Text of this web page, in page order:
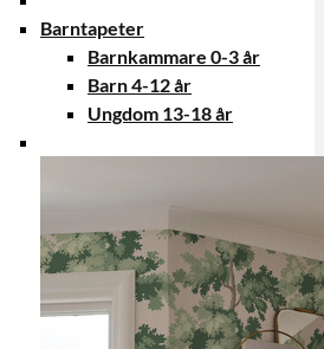
Barntapeter
Barnkammare 0-3 år
Barn 4-12 år
Ungdom 13-18 år